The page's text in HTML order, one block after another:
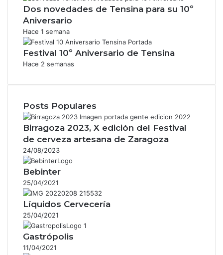
Dos novedades de Tensina para su 10º
Aniversario
Hace 1 semana
Festival 10º Aniversario de Tensina
Hace 2 semanas
Posts Populares
Birragoza 2023, X edición del Festival
de cerveza artesana de Zaragoza
24/08/2023
Bebinter
25/04/2021
Líquidos Cervecería
25/04/2021
Gastrópolis
11/04/2021